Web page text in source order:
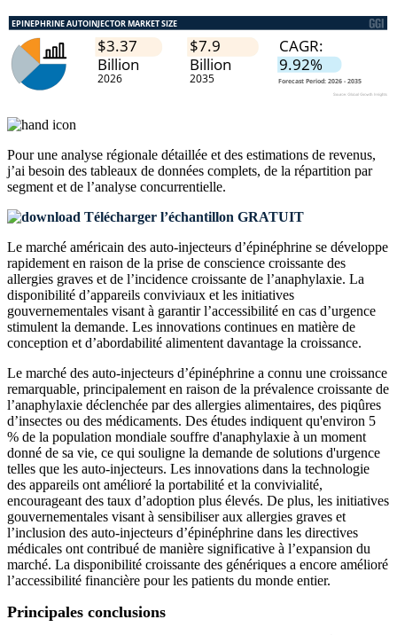
Pour une analyse régionale détaillée et des estimations de revenus,
j’ai besoin des tableaux de données complets, de la répartition par
segment et de l’analyse concurrentielle.
Télécharger l’échantillon GRATUIT
Le marché américain des auto-injecteurs d’épinéphrine se développe
rapidement en raison de la prise de conscience croissante des
allergies graves et de l’incidence croissante de l’anaphylaxie. La
disponibilité d’appareils conviviaux et les initiatives
gouvernementales visant à garantir l’accessibilité en cas d’urgence
stimulent la demande. Les innovations continues en matière de
conception et d’abordabilité alimentent davantage la croissance.
Le marché des auto-injecteurs d’épinéphrine a connu une croissance
remarquable, principalement en raison de la prévalence croissante de
l’anaphylaxie déclenchée par des allergies alimentaires, des piqûres
d’insectes ou des médicaments. Des études indiquent qu'environ 5
% de la population mondiale souffre d'anaphylaxie à un moment
donné de sa vie, ce qui souligne la demande de solutions d'urgence
telles que les auto-injecteurs. Les innovations dans la technologie
des appareils ont amélioré la portabilité et la convivialité,
encourageant des taux d’adoption plus élevés. De plus, les initiatives
gouvernementales visant à sensibiliser aux allergies graves et
l’inclusion des auto-injecteurs d’épinéphrine dans les directives
médicales ont contribué de manière significative à l’expansion du
marché. La disponibilité croissante des génériques a encore amélioré
l’accessibilité financière pour les patients du monde entier.
Principales conclusions